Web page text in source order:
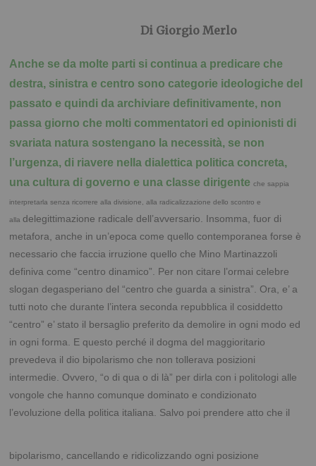
Di Giorgio Merlo
Anche se da molte parti si continua a predicare che
destra, sinistra e centro sono categorie ideologiche del
passato e quindi da archiviare definitivamente, non
passa giorno che molti commentatori ed opinionisti di
svariata natura sostengano la necessità, se non
l’urgenza, di riavere nella dialettica politica concreta,
una cultura di governo e una classe dirigenteche sappia
interpretarla senza ricorrere alla divisione, alla radicalizzazione dello scontro e
alladelegittimazione radicale dell’avversario. Insomma, fuor di
metafora, anche in un’epoca come quello contemporanea forse è
necessario che faccia irruzione quello che Mino Martinazzoli
definiva come “centro dinamico”. Per non citare l’ormai celebre
slogan degasperiano del “centro che guarda a sinistra”. Ora, e’ a
tutti noto che durante l’intera seconda repubblica il cosiddetto
“centro” e’ stato il bersaglio preferito da demolire in ogni modo ed
in ogni forma. E questo perché il dogma del maggioritario
prevedeva il dio bipolarismo che non tollerava posizioni
intermedie. Ovvero, “o di qua o di là” per dirla con i politologi alle
vongole che hanno comunque dominato e condizionato
l’evoluzione della politica italiana. Salvo poi prendere atto che il
bipolarismo, cancellando e ridicolizzando ogni posizione